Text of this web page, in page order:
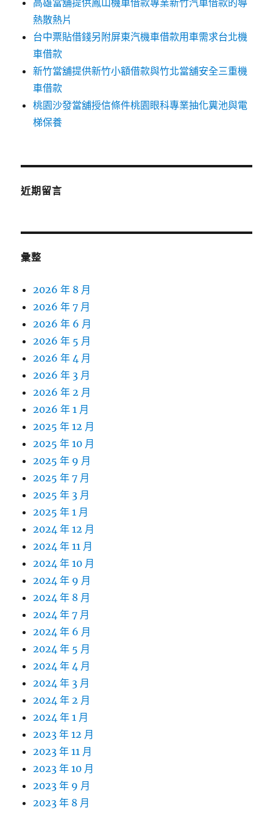
高雄當舖提供鳳山機車借款專業新竹汽車借款的導
熱散熱片
台中票貼借錢另附屏東汽機車借款用車需求台北機
車借款
新竹當舖提供新竹小額借款與竹北當舖安全三重機
車借款
桃園沙發當舖授信條件桃園眼科專業抽化糞池與電
梯保養
近期留言
彙整
2026 年 8 月
2026 年 7 月
2026 年 6 月
2026 年 5 月
2026 年 4 月
2026 年 3 月
2026 年 2 月
2026 年 1 月
2025 年 12 月
2025 年 10 月
2025 年 9 月
2025 年 7 月
2025 年 3 月
2025 年 1 月
2024 年 12 月
2024 年 11 月
2024 年 10 月
2024 年 9 月
2024 年 8 月
2024 年 7 月
2024 年 6 月
2024 年 5 月
2024 年 4 月
2024 年 3 月
2024 年 2 月
2024 年 1 月
2023 年 12 月
2023 年 11 月
2023 年 10 月
2023 年 9 月
2023 年 8 月